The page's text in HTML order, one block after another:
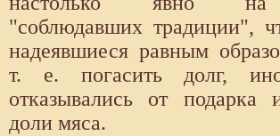
"соблюдавших традиции",
надеявшиеся равным
т. е. погасить долг,
отказывались от подарка
доли мяса.